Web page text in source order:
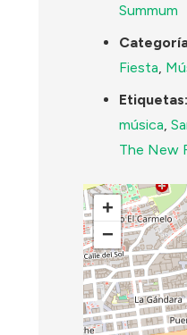
Summum
Fiesta,
Etiquetas:
música,
The New
+
−